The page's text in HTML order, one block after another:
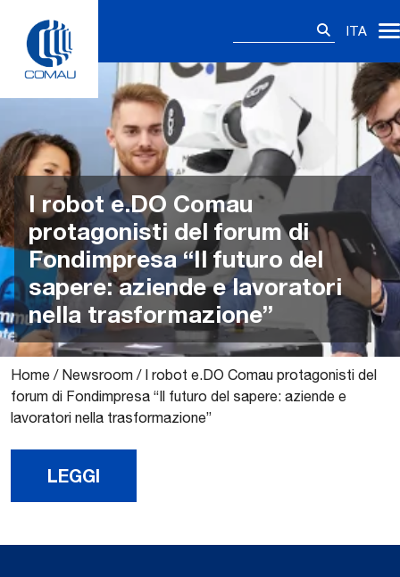
content
ITA
I robot e.DO Comau
protagonisti del forum di
Fondimpresa “Il futuro del
sapere: aziende e lavoratori
nella trasformazione”
Home / Newsroom / I robot e.DO Comau protagonisti del
forum di Fondimpresa “Il futuro del sapere: aziende e
lavoratori nella trasformazione”
LEGGI